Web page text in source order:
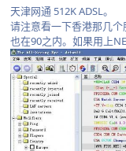
天津网通 512K ADSL。
请注意看一下香港那几
也在90之内。如果用上